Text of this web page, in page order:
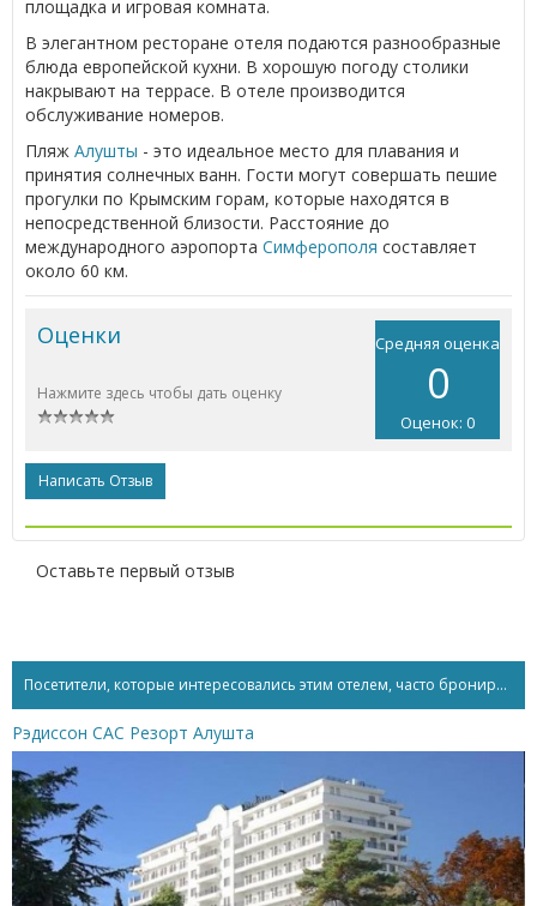
площадка и игровая комната.
В элегантном ресторане отеля подаются разнообразные
блюда европейской кухни. В хорошую погоду столики
накрывают на террасе. В отеле производится
обслуживание номеров.
Пляж Алушты - это идеальное место для плавания и
принятия солнечных ванн. Гости могут совершать пешие
прогулки по Крымским горам, которые находятся в
непосредственной близости. Расстояние до
международного аэропорта Симферополя составляет
около 60 км.
Средняя оценка
0
Оценок: 0
Оценки
Нажмите здесь чтобы дать оценку
Написать Отзыв
Оставьте первый отзыв
Посетители, которые интересовались этим отелем, часто бронируют...
Рэдиссон САС Резорт Алушта